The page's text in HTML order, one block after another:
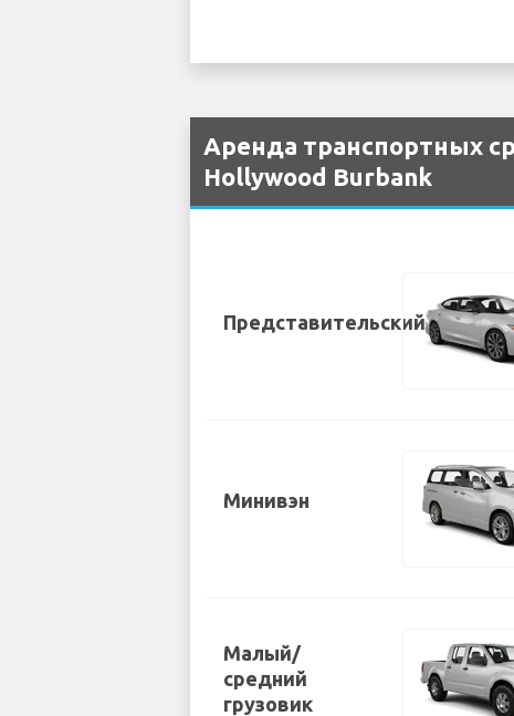
Аренда транспортных
Hollywood Burbank
Представительский
Минивэн
Малый/
средний
грузовик